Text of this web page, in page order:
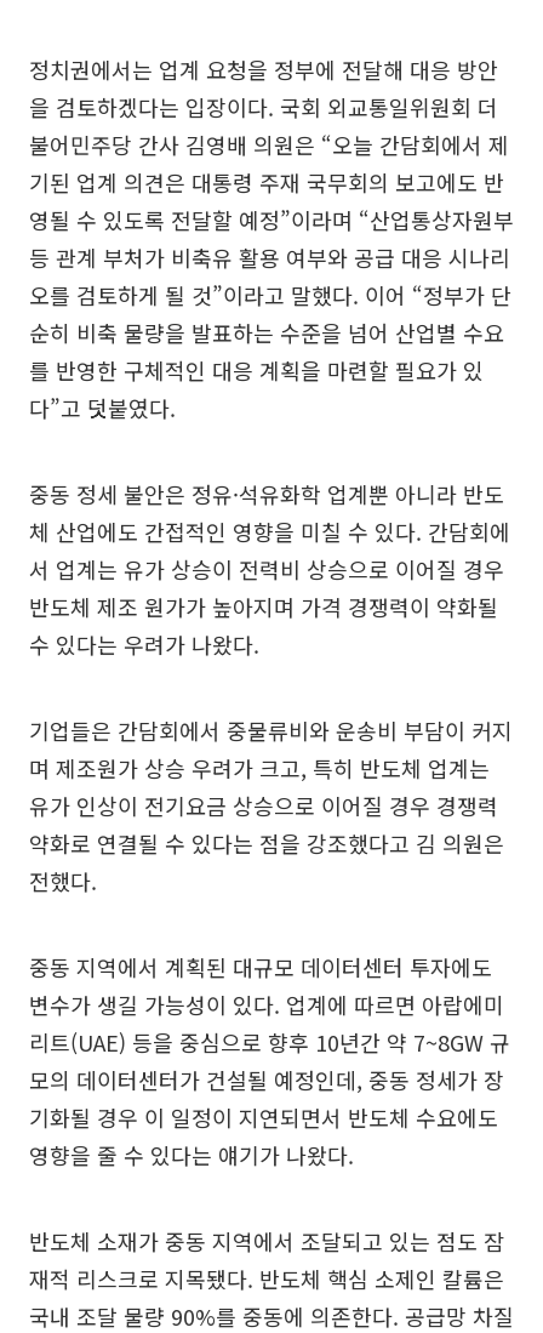
정치권에서는 업계 요청을 정부에 전달해 대응 방안
을 검토하겠다는 입장이다. 국회 외교통일위원회 더
불어민주당 간사 김영배 의원은 “오늘 간담회에서 제
기된 업계 의견은 대통령 주재 국무회의 보고에도 반
영될 수 있도록 전달할 예정”이라며 “산업통상자원부
등 관계 부처가 비축유 활용 여부와 공급 대응 시나리
오를 검토하게 될 것”이라고 말했다. 이어 “정부가 단
순히 비축 물량을 발표하는 수준을 넘어 산업별 수요
를 반영한 구체적인 대응 계획을 마련할 필요가 있
다”고 덧붙였다.
중동 정세 불안은 정유·석유화학 업계뿐 아니라 반도
체 산업에도 간접적인 영향을 미칠 수 있다. 간담회에
서 업계는 유가 상승이 전력비 상승으로 이어질 경우
반도체 제조 원가가 높아지며 가격 경쟁력이 약화될
수 있다는 우려가 나왔다.
기업들은 간담회에서 중물류비와 운송비 부담이 커지
며 제조원가 상승 우려가 크고, 특히 반도체 업계는
유가 인상이 전기요금 상승으로 이어질 경우 경쟁력
약화로 연결될 수 있다는 점을 강조했다고 김 의원은
전했다.
중동 지역에서 계획된 대규모 데이터센터 투자에도
변수가 생길 가능성이 있다. 업계에 따르면 아랍에미
리트(UAE) 등을 중심으로 향후 10년간 약 7~8GW 규
모의 데이터센터가 건설될 예정인데, 중동 정세가 장
기화될 경우 이 일정이 지연되면서 반도체 수요에도
영향을 줄 수 있다는 얘기가 나왔다.
반도체 소재가 중동 지역에서 조달되고 있는 점도 잠
재적 리스크로 지목됐다. 반도체 핵심 소제인 칼륨은
국내 조달 물량 90%를 중동에 의존한다. 공급망 차질